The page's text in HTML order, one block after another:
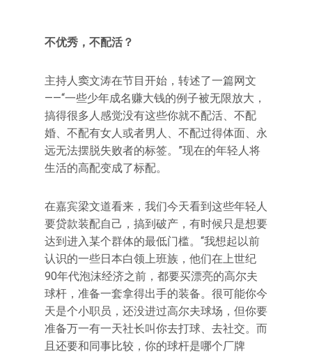
不优秀，不配活？
主持人窦文涛在节目开始，转述了一篇网文
——“一些少年成名赚大钱的例子被无限放大，
搞得很多人感觉没有这些你就不配活、不配
婚、不配有女人或者男人、不配过得体面、永
远无法摆脱失败者的标签。”现在的年轻人将
生活的高配变成了标配。
在嘉宾梁文道看来，我们今天看到这些年轻人
要贷款装配自己，搞到破产，有时候只是想要
达到进入某个群体的最低门槛。“我想起以前
认识的一些日本白领上班族，他们在上世纪
90年代泡沫经济之前，都要买漂亮的高尔夫
球杆，准备一套拿得出手的装备。很可能你今
天是个小职员，还没进过高尔夫球场，但你要
准备万一有一天社长叫你去打球、去社交。而
且还要和同事比较，你的球杆是哪个厂牌